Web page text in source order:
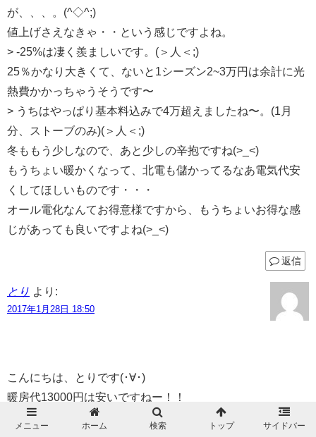
が、、、。(^◇^;)
値上げさえなきゃ・・という感じですよね。
> -25%は凄く羨ましいです。(＞人＜;)
25％かなり大きくて、ないと1シーズン2~3万円は余計に光
熱費かかっちゃうそうです〜
> うちはやっぱり基本料込みで4万超えましたね〜。(1月
分、ストーブのみ)(＞人＜;)
冬ももう少しなので、あと少しの辛抱ですね(>_<)
もうちょい暖かくなって、北電も儲かってるなあ電気代安
くしてほしいものです・・・
オール電化なんてお得意様ですから、もうちょいお得な感
じがあっても良いですよね(>_<)
返信
とり より:
2017年1月28日 18:50
こんにちは、とりです(･∀･)
暖房代13000円は安いですねー！！
灯油ってそんなに頻繁に入れるものなのですね～。
メニュー ホーム 検索 トップ サイドバー